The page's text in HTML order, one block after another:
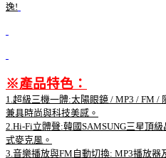
逸!
※產品特色：
1.超級三機一體:太陽眼鏡 / MP3 / FM /
兼具時尚與科技美感。
2.Hi-Fi立體聲:韓國SAMSUNG三星頂
式麥克風。
3.音樂播放與FM自動切換: MP3播放